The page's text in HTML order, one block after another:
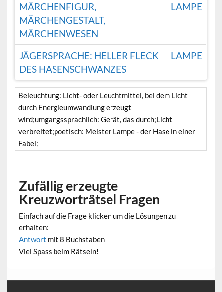
MÄRCHENFIGUR,
MÄRCHENGESTALT,
MÄRCHENWESEN
LAMPE
JÄGERSPRACHE: HELLER FLECK
DES HASENSCHWANZES
LAMPE
Beleuchtung: Licht- oder Leuchtmittel, bei dem Licht
durch Energieumwandlung erzeugt
wird;umgangssprachlich: Gerät, das durch;Licht
verbreitet;poetisch: Meister Lampe - der Hase in einer
Fabel;
Zufällig erzeugte
Kreuzworträtsel Fragen
Einfach auf die Frage klicken um die Lösungen zu
erhalten:
Antwort mit 8 Buchstaben
Viel Spass beim Rätseln!